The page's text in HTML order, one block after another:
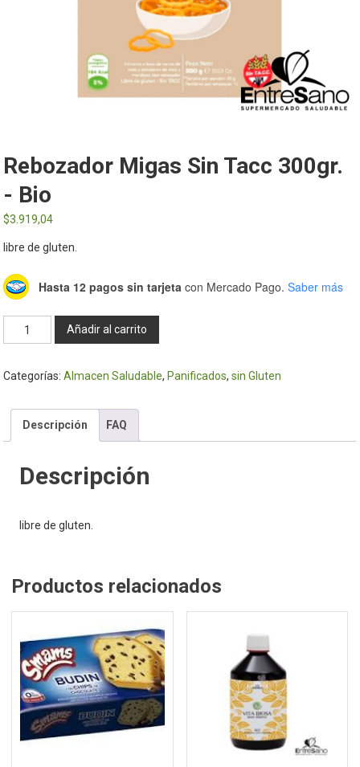
Rebozador Migas Sin Tacc 300gr.
- Bio
$3.919,04
libre de gluten.
Hasta 12 pagos sin tarjeta con Mercado Pago. Saber más
Rebozador
Migas
Bio
cantidad
Añadir al carrito
Categorías:Almacen Saludable, Panificados,sin Gluten
Descripción FAQ
Descripción
libre de gluten.
Productos relacionados